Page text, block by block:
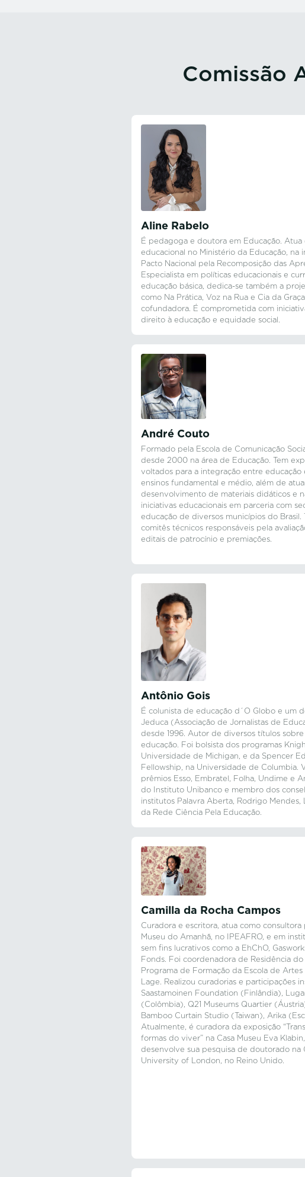
Comissão
Aline Rabelo
É pedagoga e doutora em Educação. Atua
educacional no Ministério da Educação, na
Pacto Nacional pela Recomposição das
Especialista em políticas educacionais e
educação básica, dedica-se também a
como Na Prática, Voz na Rua e Cia da
cofundadora. É comprometida com
direito à educação e equidade social.
André Couto
Formado pela Escola de Comunicação
desde 2000 na área de Educação. Tem
voltados para a integração entre educação
ensinos fundamental e médio, além de
desenvolvimento de materiais didáticos e
iniciativas educacionais em parceria com
educação de diversos municípios do Brasil.
comitês técnicos responsáveis pela
editais de patrocínio e premiações.
Antônio Gois
É colunista de educação d´O Globo e um
Jeduca (Associação de Jornalistas de
desde 1996. Autor de diversos títulos
educação. Foi bolsista dos programas
Universidade de Michigan, e da Spencer
Fellowship, na Universidade de Columbia.
prêmios Esso, Embratel, Folha, Undime e
do Instituto Unibanco e membro dos
institutos Palavra Aberta, Rodrigo Mendes,
da Rede Ciência Pela Educação.
Camilla da Rocha Campos
Curadora e escritora, atua como consultora
Museu do Amanhã, no IPEAFRO, e em
sem fins lucrativos como a EhChO,
Fonds. Foi coordenadora de Residência
Programa de Formação da Escola de Artes
Lage. Realizou curadorias e participações
Saastamoinen Foundation (Finlândia),
(Colômbia), Q21 Museums Quartier
Bamboo Curtain Studio (Taiwan), Arika
Atualmente, é curadora da exposição
formas do viver” na Casa Museu Eva
desenvolve sua pesquisa de doutorado na
University of London, no Reino Unido.